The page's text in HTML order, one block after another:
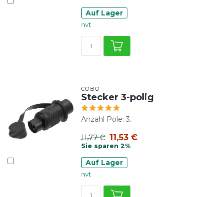
Auf Lager
nvt
COBO
Stecker 3-polig
Anzahl Pole: 3.
11,77 € 11,53 €
Sie sparen 2%
Auf Lager
nvt